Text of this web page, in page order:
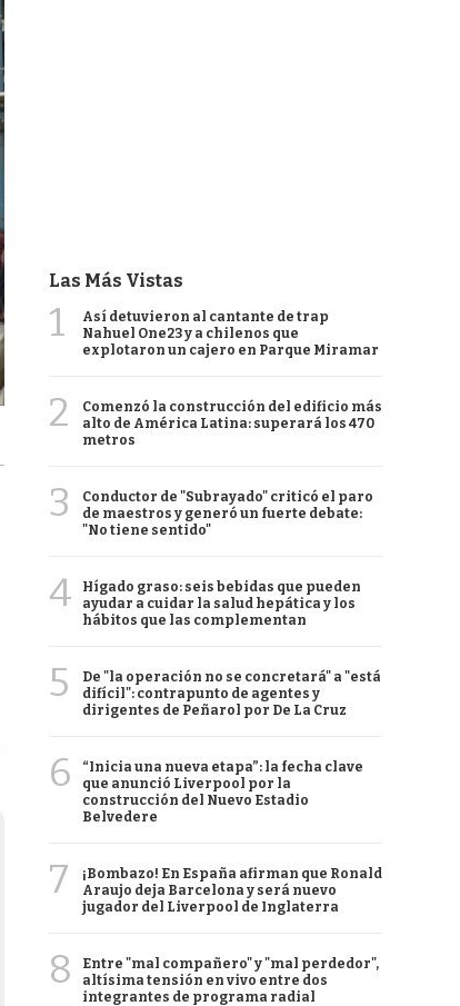
Las Más Vistas
1
Así detuvieron al cantante de trap
Nahuel One23 y a chilenos que
explotaron un cajero en Parque Miramar
2
Comenzó la construcción del edificio más
alto de América Latina: superará los 470
metros
3
Conductor de "Subrayado" criticó el paro
de maestros y generó un fuerte debate:
"No tiene sentido"
4
Hígado graso: seis bebidas que pueden
ayudar a cuidar la salud hepática y los
hábitos que las complementan
5
De "la operación no se concretará" a "está
difícil": contrapunto de agentes y
dirigentes de Peñarol por De La Cruz
6
“Inicia una nueva etapa”: la fecha clave
que anunció Liverpool por la
construcción del Nuevo Estadio
Belvedere
7
¡Bombazo! En España afirman que Ronald
Araujo deja Barcelona y será nuevo
jugador del Liverpool de Inglaterra
8
Entre "mal compañero" y "mal perdedor",
altísima tensión en vivo entre dos
integrantes de programa radial